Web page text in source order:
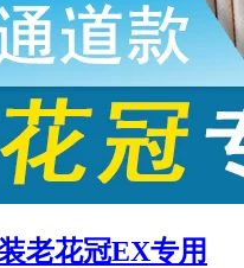
老花冠EX专用